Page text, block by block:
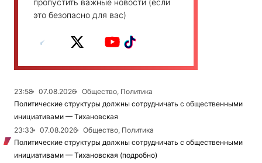
это безопасно для вас)
23:58 07.08.2026
Общество, Политика
Политические структуры должны сотрудничать с общественными
инициативами — Тихановская
23:33
07.08.2026
Общество, Политика
Политические структуры должны сотрудничать с общественными
инициативами — Тихановская (подробно)